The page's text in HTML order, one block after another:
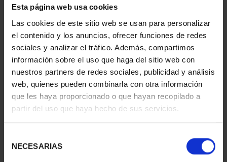
Esta página web usa cookies
Las cookies de este sitio web se usan para personalizar
el contenido y los anuncios, ofrecer funciones de redes
sociales y analizar el tráfico. Además, compartimos
información sobre el uso que haga del sitio web con
nuestros partners de redes sociales, publicidad y análisis
web, quienes pueden combinarla con otra información
que les haya proporcionado o que hayan recopilado a
partir del uso que haya hecho de sus servicios.
NECESARIAS
73,00 €